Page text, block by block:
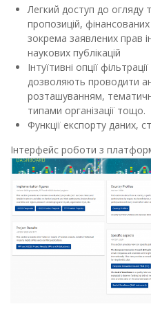
Легкий доступ до огляду
пропозицій, фінансованих
зокрема заявлених прав
наукових публікацій
Інтуїтивні опції
дозволяють проводити
розташуванням,
типами організації тощо.
Функції експорту даних,
Інтерфейс роботи з